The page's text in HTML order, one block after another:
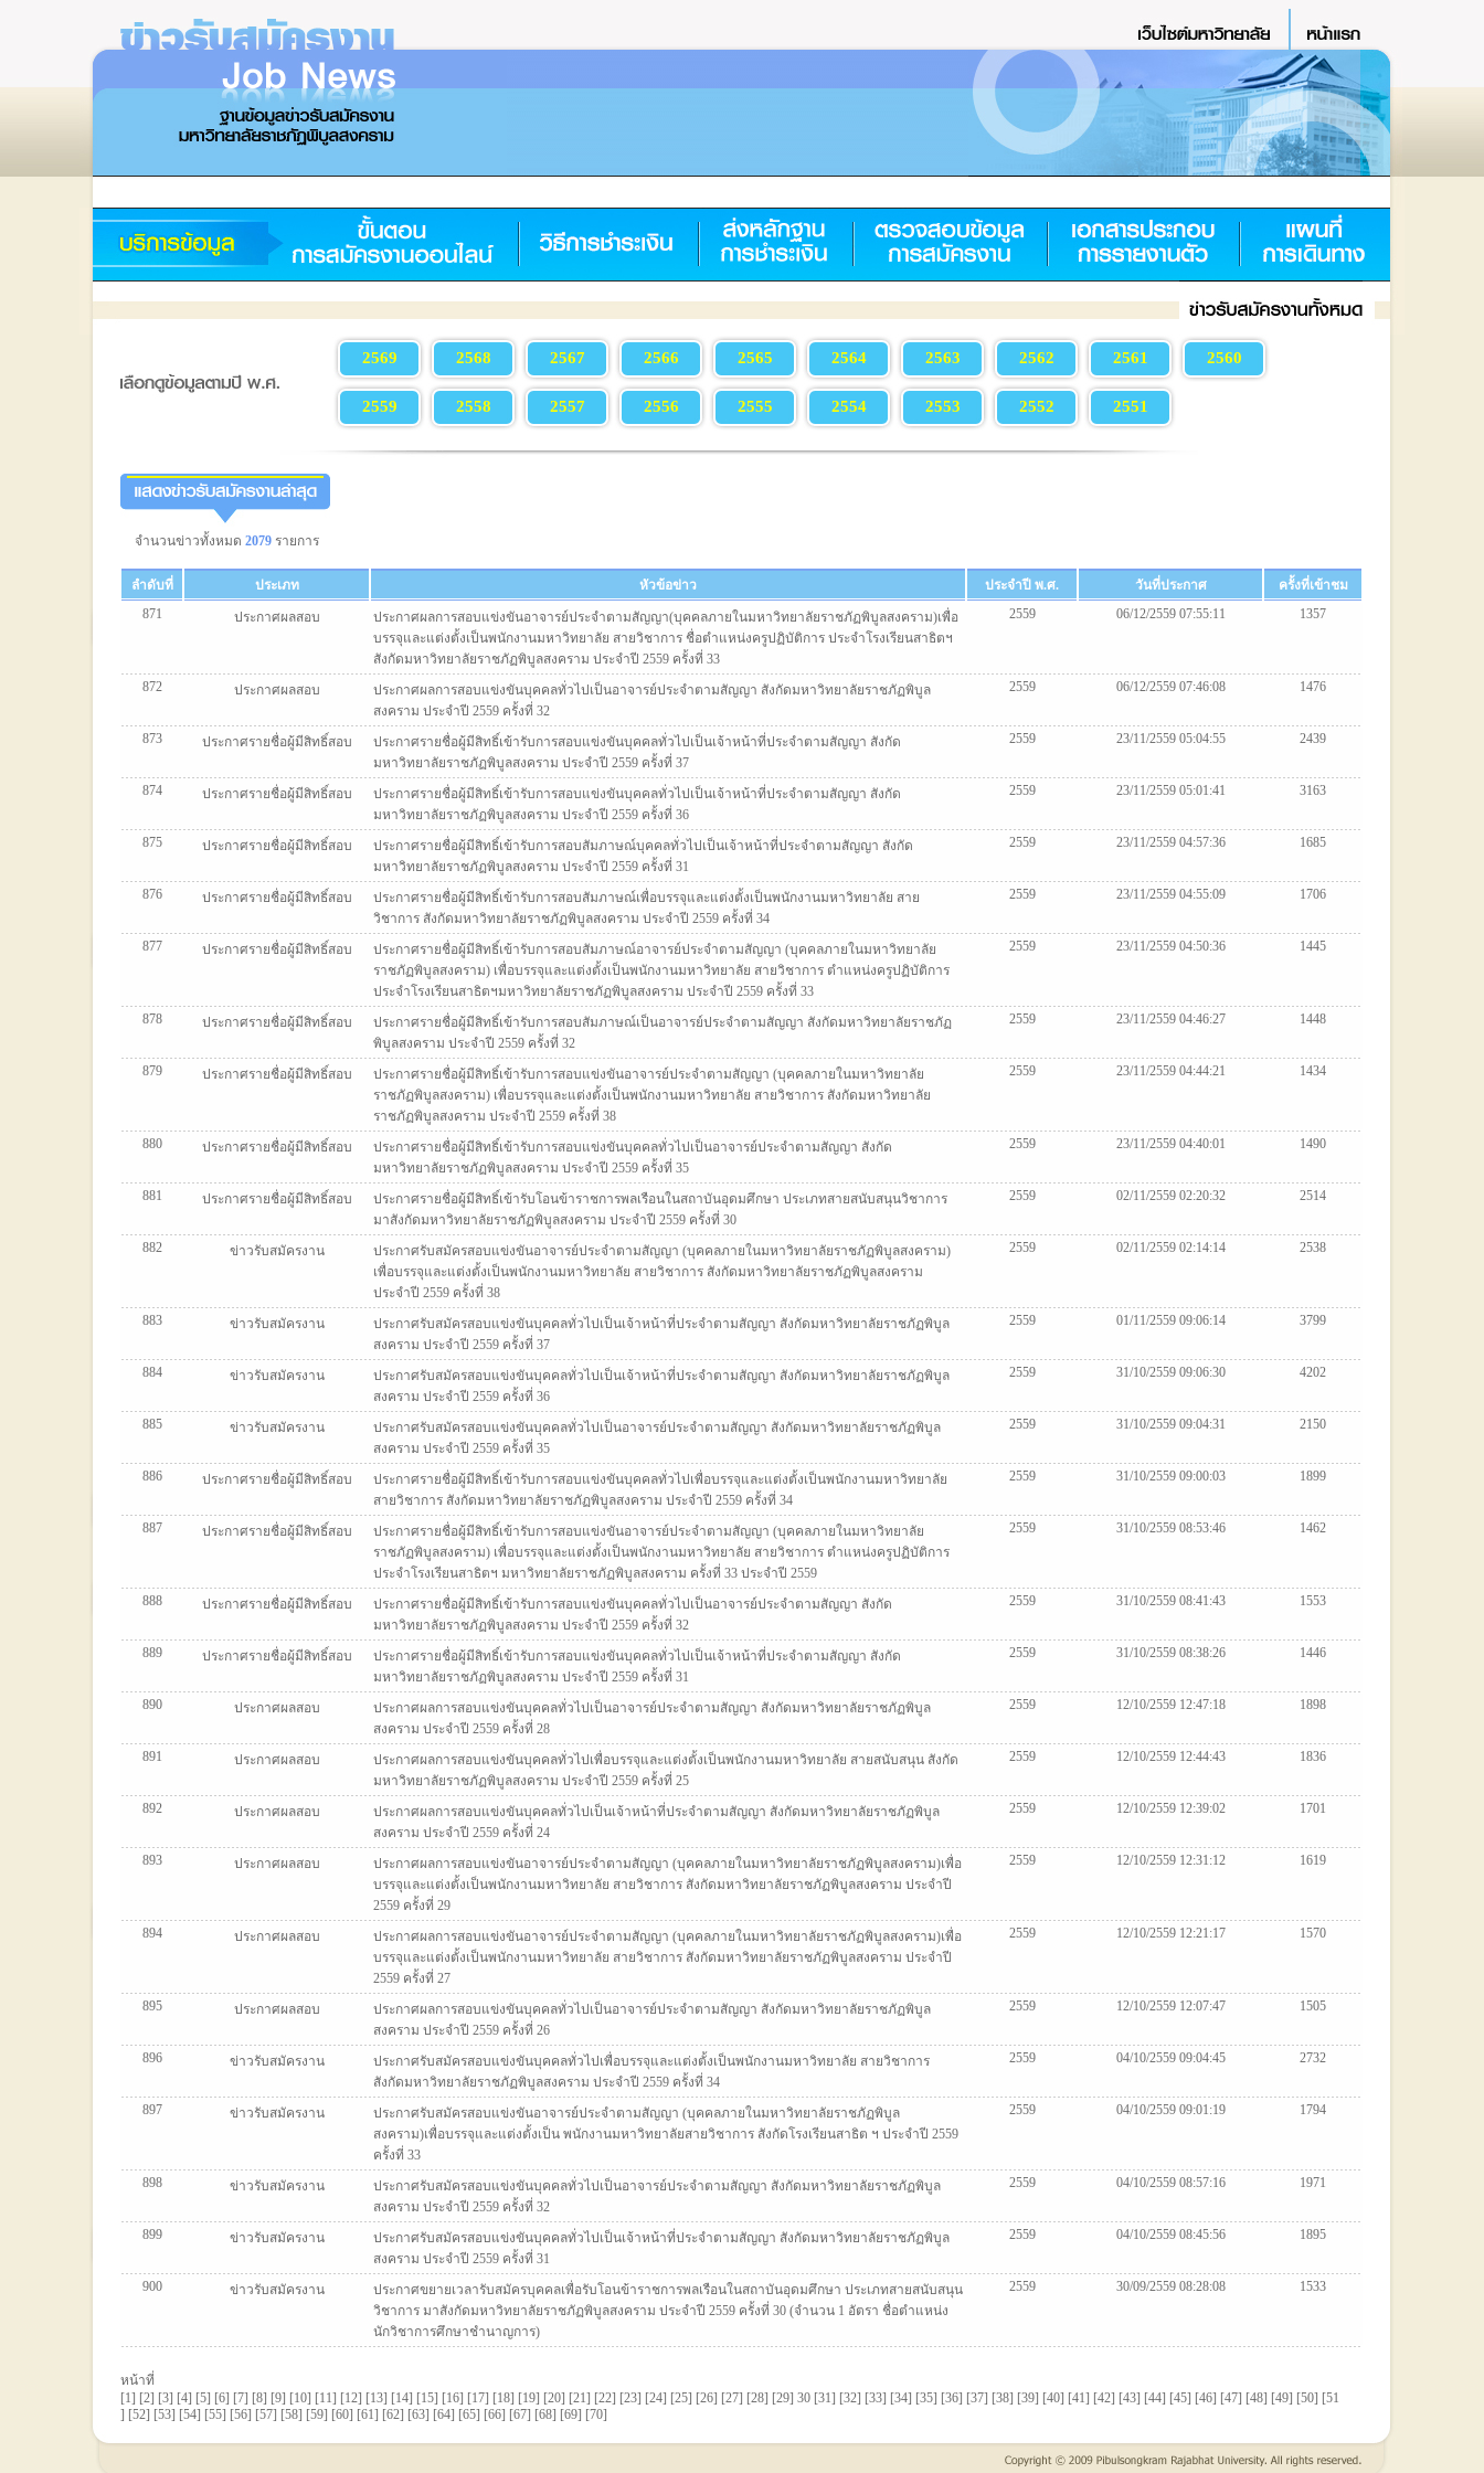
2569 2568 2567 2566 2565 2564 2563 2562 2561 2560
2559 2558 2557 2556 2555 2554 2553 2552 2551
จำนวนข่าวทั้งหมด 2079รายการ
ลำดับที่ ประเภท หัวข้อข่าว ประจำปี พ.ศ. วันที่ประกาศ
ครั้งที่เข้าชม
871
ประกาศผลสอบ
ประกาศผลการสอบแข่งขันอาจารย์ประจำตามสัญญา(บุคคลภายในมหาวิทยาลัยราชภัฏพิบูลสงคราม)เพื่อ
บรรจุและแต่งตั้งเป็นพนักงานมหาวิทยาลัย สายวิชาการ ชื่อตำแหน่งครูปฏิบัติการ ประจำโรงเรียนสาธิตฯ
สังกัดมหาวิทยาลัยราชภัฏพิบูลสงคราม ประจำปี 2559 ครั้งที่ 33
2559 06/12/2559 07:55:11 1357
872 ประกาศผลสอบ
ประกาศผลการสอบแข่งขันบุคคลทั่วไปเป็นอาจารย์ประจำตามสัญญา สังกัดมหาวิทยาลัยราชภัฏพิบูล
สงคราม ประจำปี 2559 ครั้งที่ 32
2559 06/12/2559 07:46:08 1476
873 ประกาศรายชื่อผู้มีสิทธิ์สอบ
ประกาศรายชื่อผู้มีสิทธิ์เข้ารับการสอบแข่งขันบุคคลทั่วไปเป็นเจ้าหน้าที่ประจำตามสัญญา สังกัด
มหาวิทยาลัยราชภัฏพิบูลสงคราม ประจำปี 2559 ครั้งที่ 37
2559 23/11/2559 05:04:55 2439
874 ประกาศรายชื่อผู้มีสิทธิ์สอบ
ประกาศรายชื่อผู้มีสิทธิ์เข้ารับการสอบแข่งขันบุคคลทั่วไปเป็นเจ้าหน้าที่ประจำตามสัญญา สังกัด
มหาวิทยาลัยราชภัฏพิบูลสงคราม ประจำปี 2559 ครั้งที่ 36
2559 23/11/2559 05:01:41 3163
875 ประกาศรายชื่อผู้มีสิทธิ์สอบ
ประกาศรายชื่อผู้มีสิทธิ์เข้ารับการสอบสัมภาษณ์บุคคลทั่วไปเป็นเจ้าหน้าที่ประจำตามสัญญา สังกัด
มหาวิทยาลัยราชภัฏพิบูลสงคราม ประจำปี 2559 ครั้งที่ 31
2559 23/11/2559 04:57:36 1685
876 ประกาศรายชื่อผู้มีสิทธิ์สอบ
ประกาศรายชื่อผู้มีสิทธิ์เข้ารับการสอบสัมภาษณ์เพื่อบรรจุและแต่งตั้งเป็นพนักงานมหาวิทยาลัย สาย
วิชาการ สังกัดมหาวิทยาลัยราชภัฏพิบูลสงคราม ประจำปี 2559 ครั้งที่ 34
2559 23/11/2559 04:55:09 1706
877 ประกาศรายชื่อผู้มีสิทธิ์สอบ
ประกาศรายชื่อผู้มีสิทธิ์เข้ารับการสอบสัมภาษณ์อาจารย์ประจำตามสัญญา (บุคคลภายในมหาวิทยาลัย
ราชภัฏพิบูลสงคราม) เพื่อบรรจุและแต่งตั้งเป็นพนักงานมหาวิทยาลัย สายวิชาการ ตำแหน่งครูปฏิบัติการ
ประจำโรงเรียนสาธิตฯมหาวิทยาลัยราชภัฏพิบูลสงคราม ประจำปี 2559 ครั้งที่ 33
2559 23/11/2559 04:50:36 1445
878 ประกาศรายชื่อผู้มีสิทธิ์สอบ
ประกาศรายชื่อผู้มีสิทธิ์เข้ารับการสอบสัมภาษณ์เป็นอาจารย์ประจำตามสัญญา สังกัดมหาวิทยาลัยราชภัฏ
พิบูลสงคราม ประจำปี 2559 ครั้งที่ 32
2559 23/11/2559 04:46:27 1448
879 ประกาศรายชื่อผู้มีสิทธิ์สอบ
ประกาศรายชื่อผู้มีสิทธิ์เข้ารับการสอบแข่งขันอาจารย์ประจำตามสัญญา (บุคคลภายในมหาวิทยาลัย
ราชภัฏพิบูลสงคราม) เพื่อบรรจุและแต่งตั้งเป็นพนักงานมหาวิทยาลัย สายวิชาการ สังกัดมหาวิทยาลัย
ราชภัฏพิบูลสงคราม ประจำปี 2559 ครั้งที่ 38
2559 23/11/2559 04:44:21 1434
880 ประกาศรายชื่อผู้มีสิทธิ์สอบ
ประกาศรายชื่อผู้มีสิทธิ์เข้ารับการสอบแข่งขันบุคคลทั่วไปเป็นอาจารย์ประจำตามสัญญา สังกัด
มหาวิทยาลัยราชภัฏพิบูลสงคราม ประจำปี 2559 ครั้งที่ 35
2559 23/11/2559 04:40:01 1490
881 ประกาศรายชื่อผู้มีสิทธิ์สอบ
ประกาศรายชื่อผู้มีสิทธิ์เข้ารับโอนข้าราชการพลเรือนในสถาบันอุดมศึกษา ประเภทสายสนับสนุนวิชาการ
มาสังกัดมหาวิทยาลัยราชภัฏพิบูลสงคราม ประจำปี 2559 ครั้งที่ 30
2559 02/11/2559 02:20:32 2514
882 ข่าวรับสมัครงาน
ประกาศรับสมัครสอบแข่งขันอาจารย์ประจำตามสัญญา (บุคคลภายในมหาวิทยาลัยราชภัฏพิบูลสงคราม)
เพื่อบรรจุและแต่งตั้งเป็นพนักงานมหาวิทยาลัย สายวิชาการ สังกัดมหาวิทยาลัยราชภัฏพิบูลสงคราม
ประจำปี 2559 ครั้งที่ 38
2559 02/11/2559 02:14:14 2538
883 ข่าวรับสมัครงาน
ประกาศรับสมัครสอบแข่งขันบุคคลทั่วไปเป็นเจ้าหน้าที่ประจำตามสัญญา สังกัดมหาวิทยาลัยราชภัฏพิบูล
สงคราม ประจำปี 2559 ครั้งที่ 37
2559 01/11/2559 09:06:14 3799
884 ข่าวรับสมัครงาน
ประกาศรับสมัครสอบแข่งขันบุคคลทั่วไปเป็นเจ้าหน้าที่ประจำตามสัญญา สังกัดมหาวิทยาลัยราชภัฏพิบูล
สงคราม ประจำปี 2559 ครั้งที่ 36
2559 31/10/2559 09:06:30 4202
885 ข่าวรับสมัครงาน
ประกาศรับสมัครสอบแข่งขันบุคคลทั่วไปเป็นอาจารย์ประจำตามสัญญา สังกัดมหาวิทยาลัยราชภัฏพิบูล
สงคราม ประจำปี 2559 ครั้งที่ 35
2559 31/10/2559 09:04:31 2150
886 ประกาศรายชื่อผู้มีสิทธิ์สอบ
ประกาศรายชื่อผู้มีสิทธิ์เข้ารับการสอบแข่งขันบุคคลทั่วไปเพื่อบรรจุและแต่งตั้งเป็นพนักงานมหาวิทยาลัย
สายวิชาการ สังกัดมหาวิทยาลัยราชภัฏพิบูลสงคราม ประจำปี 2559 ครั้งที่ 34
2559 31/10/2559 09:00:03 1899
887 ประกาศรายชื่อผู้มีสิทธิ์สอบ
ประกาศรายชื่อผู้มีสิทธิ์เข้ารับการสอบแข่งขันอาจารย์ประจำตามสัญญา (บุคคลภายในมหาวิทยาลัย
ราชภัฏพิบูลสงคราม) เพื่อบรรจุและแต่งตั้งเป็นพนักงานมหาวิทยาลัย สายวิชาการ ตำแหน่งครูปฏิบัติการ
ประจำโรงเรียนสาธิตฯ มหาวิทยาลัยราชภัฏพิบูลสงคราม ครั้งที่ 33 ประจำปี 2559
2559 31/10/2559 08:53:46 1462
888 ประกาศรายชื่อผู้มีสิทธิ์สอบ
ประกาศรายชื่อผู้มีสิทธิ์เข้ารับการสอบแข่งขันบุคคลทั่วไปเป็นอาจารย์ประจำตามสัญญา สังกัด
มหาวิทยาลัยราชภัฏพิบูลสงคราม ประจำปี 2559 ครั้งที่ 32
2559 31/10/2559 08:41:43 1553
889 ประกาศรายชื่อผู้มีสิทธิ์สอบ
ประกาศรายชื่อผู้มีสิทธิ์เข้ารับการสอบแข่งขันบุคคลทั่วไปเป็นเจ้าหน้าที่ประจำตามสัญญา สังกัด
มหาวิทยาลัยราชภัฏพิบูลสงคราม ประจำปี 2559 ครั้งที่ 31
2559 31/10/2559 08:38:26 1446
890 ประกาศผลสอบ
ประกาศผลการสอบแข่งขันบุคคลทั่วไปเป็นอาจารย์ประจำตามสัญญา สังกัดมหาวิทยาลัยราชภัฏพิบูล
สงคราม ประจำปี 2559 ครั้งที่ 28
2559 12/10/2559 12:47:18 1898
891 ประกาศผลสอบ
ประกาศผลการสอบแข่งขันบุคคลทั่วไปเพื่อบรรจุและแต่งตั้งเป็นพนักงานมหาวิทยาลัย สายสนับสนุน สังกัด
มหาวิทยาลัยราชภัฏพิบูลสงคราม ประจำปี 2559 ครั้งที่ 25
2559 12/10/2559 12:44:43 1836
892 ประกาศผลสอบ
ประกาศผลการสอบแข่งขันบุคคลทั่วไปเป็นเจ้าหน้าที่ประจำตามสัญญา สังกัดมหาวิทยาลัยราชภัฏพิบูล
สงคราม ประจำปี 2559 ครั้งที่ 24
2559 12/10/2559 12:39:02 1701
893 ประกาศผลสอบ
ประกาศผลการสอบแข่งขันอาจารย์ประจำตามสัญญา (บุคคลภายในมหาวิทยาลัยราชภัฏพิบูลสงคราม)เพื่อ
บรรจุและแต่งตั้งเป็นพนักงานมหาวิทยาลัย สายวิชาการ สังกัดมหาวิทยาลัยราชภัฏพิบูลสงคราม ประจำปี
2559 ครั้งที่ 29
2559 12/10/2559 12:31:12 1619
894 ประกาศผลสอบ
ประกาศผลการสอบแข่งขันอาจารย์ประจำตามสัญญา (บุคคลภายในมหาวิทยาลัยราชภัฏพิบูลสงคราม)เพื่อ
บรรจุและแต่งตั้งเป็นพนักงานมหาวิทยาลัย สายวิชาการ สังกัดมหาวิทยาลัยราชภัฏพิบูลสงคราม ประจำปี
2559 ครั้งที่ 27
2559 12/10/2559 12:21:17 1570
895 ประกาศผลสอบ
ประกาศผลการสอบแข่งขันบุคคลทั่วไปเป็นอาจารย์ประจำตามสัญญา สังกัดมหาวิทยาลัยราชภัฏพิบูล
สงคราม ประจำปี 2559 ครั้งที่ 26
2559 12/10/2559 12:07:47 1505
896 ข่าวรับสมัครงาน
ประกาศรับสมัครสอบแข่งขันบุคคลทั่วไปเพื่อบรรจุและแต่งตั้งเป็นพนักงานมหาวิทยาลัย สายวิชาการ
สังกัดมหาวิทยาลัยราชภัฏพิบูลสงคราม ประจำปี 2559 ครั้งที่ 34
2559 04/10/2559 09:04:45 2732
897 ข่าวรับสมัครงาน
ประกาศรับสมัครสอบแข่งขันอาจารย์ประจำตามสัญญา (บุคคลภายในมหาวิทยาลัยราชภัฏพิบูล
สงคราม)เพื่อบรรจุและแต่งตั้งเป็น พนักงานมหาวิทยาลัยสายวิชาการ สังกัดโรงเรียนสาธิต ฯ ประจำปี 2559
ครั้งที่ 33
2559 04/10/2559 09:01:19 1794
898 ข่าวรับสมัครงาน
ประกาศรับสมัครสอบแข่งขันบุคคลทั่วไปเป็นอาจารย์ประจำตามสัญญา สังกัดมหาวิทยาลัยราชภัฏพิบูล
สงคราม ประจำปี 2559 ครั้งที่ 32
2559 04/10/2559 08:57:16 1971
899 ข่าวรับสมัครงาน
ประกาศรับสมัครสอบแข่งขันบุคคลทั่วไปเป็นเจ้าหน้าที่ประจำตามสัญญา สังกัดมหาวิทยาลัยราชภัฏพิบูล
สงคราม ประจำปี 2559 ครั้งที่ 31
2559 04/10/2559 08:45:56 1895
900 ข่าวรับสมัครงาน
ประกาศขยายเวลารับสมัครบุคคลเพื่อรับโอนข้าราชการพลเรือนในสถาบันอุดมศึกษา ประเภทสายสนับสนุน
วิชาการ มาสังกัดมหาวิทยาลัยราชภัฏพิบูลสงคราม ประจำปี 2559 ครั้งที่ 30 (จำนวน 1 อัตรา ชื่อตำแหน่ง
นักวิชาการศึกษาชำนาญการ)
2559 30/09/2559 08:28:08 1533
หน้าที่
[1] [2] [3] [4] [5] [6] [7] [8] [9] [10] [11] [12] [13] [14] [15] [16] [17] [18] [19] [20] [21] [22] [23] [24] [25] [26] [27] [28] [29] 30 [31] [32] [33] [34] [35] [36] [37] [38] [39] [40] [41] [42] [43] [44] [45] [46] [47] [48] [49] [50] [51
] [52] [53] [54] [55] [56] [57] [58] [59] [60] [61] [62] [63] [64] [65] [66] [67] [68] [69] [70]